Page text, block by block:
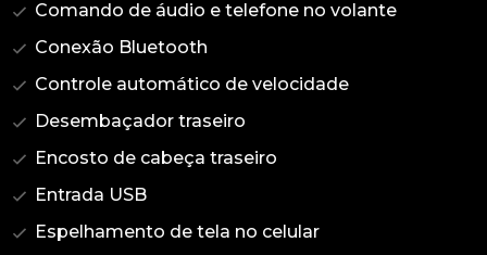
Comando de áudio e telefone no volante
Conexão Bluetooth
Controle automático de velocidade
Desembaçador traseiro
Encosto de cabeça traseiro
Entrada USB
Espelhamento de tela no celular